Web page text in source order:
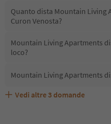
Quanto dista Mountain Living
Curon Venosta?
Mountain Living Apartments
loco?
Mountain Living Apartments
Mountain Living Apartments
Quali servizi/attività sono
Gli ospiti di Mountain Living
Vedi altre 3 domande